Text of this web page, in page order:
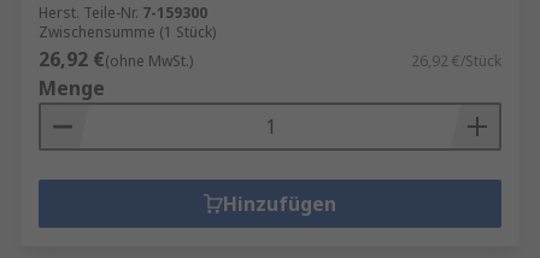
Herst. Teile-Nr. 7-159300
Zwischensumme (1 Stück)
26,92 €(ohne MwSt.) 26,92 €/Stück
Menge
Hinzufügen